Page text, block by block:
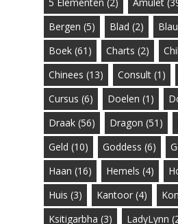
Bergen (5) Blad (2)
Boek (61) Charts (2)
Chinees (13) Consult (1)
Cursus (6) Doelen (1)
Draak (56) Dragon (51)
Geld (10) Goddess (6)
Haan (16) Hemels (4)
Huis (3) Kantoor (4)
Ksitigarbha (3) LadyLynn